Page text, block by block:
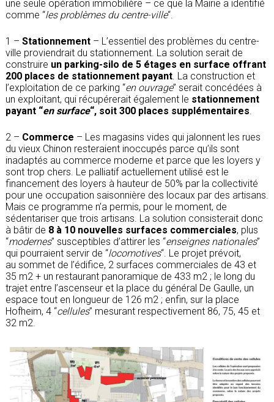
une seule opération immobilière – ce que la Mairie a identifié
comme “les problèmes du centre-ville“.
1 – Stationnement – L’essentiel des problèmes du centre-
ville proviendrait du stationnement. La solution serait de
construire un parking-silo de 5 étages en surface offrant
200 places de stationnement payant. La construction et
l’exploitation de ce parking “en ouvrage” serait concédées à
un exploitant, qui récupérerait également le stationnement
payant “en surface“, soit 300 places supplémentaires.
2 – Commerce – Les magasins vides qui jalonnent les rues
du vieux Chinon resteraient inoccupés parce qu’ils sont
inadaptés au commerce moderne et parce que les loyers y
sont trop chers. Le palliatif actuellement utilisé est le
financement des loyers à hauteur de 50% par la collectivité
pour une occupation saisonnière des locaux par des artisans.
Mais ce programme n’a permis, pour le moment, de
sédentariser que trois artisans. La solution consisterait donc
à bâtir de 8 à 10 nouvelles surfaces commerciales, plus
“modernes” susceptibles d’attirer les “enseignes nationales”
qui pourraient servir de “locomotives“. Le projet prévoit,
au sommet de l’édifice, 2 surfaces commerciales de 43 et
35 m2 + un restaurant panoramique de 433 m2 ; le long du
trajet entre l’ascenseur et la place du général De Gaulle, un
espace tout en longueur de 126 m2 ; enfin, sur la place
Hofheim, 4 “cellules” mesurant respectivement 86, 75, 45 et
32 m2.